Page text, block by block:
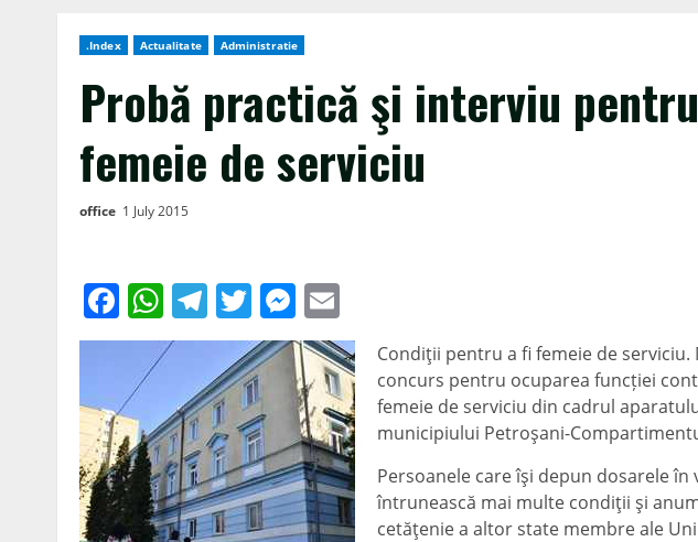
.Index Actualitate Administratie
Probă practică şi interviu
femeie de serviciu
office 1 July 2015
Facebook
WhatsApp
Telegram
TwitterMessenger
Condiţii pentru a fi femeie de
concurs pentru ocuparea funcției
femeie de serviciu din cadrul
municipiului Petroşani-
Persoanele care îşi depun dosarele
întrunească mai multe condiţii şi
cetăţenie a altor state membre ale